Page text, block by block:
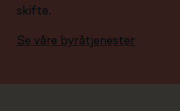
skifte.
Se våre byråtjenester